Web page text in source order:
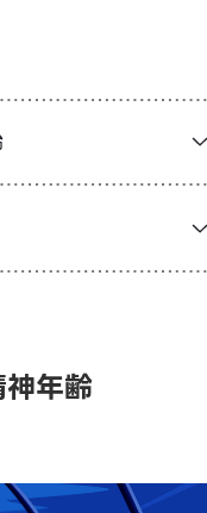
神年齢